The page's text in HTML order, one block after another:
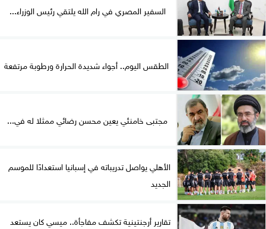
السفير المصري في رام الله يلتقي رئيس الوزراء...
الطقس اليوم.. أجواء شديدة الحرارة ورطوبة مرتفعة
مجتبى خامنئي يعين محسن رضائي ممثلا له في...
الأهلي يواصل تدريباته في إسبانيا استعدادًا للموسم
الجديد
تقارير أرجنتينية تكشف مفاجأة.. ميسي كان يستعد